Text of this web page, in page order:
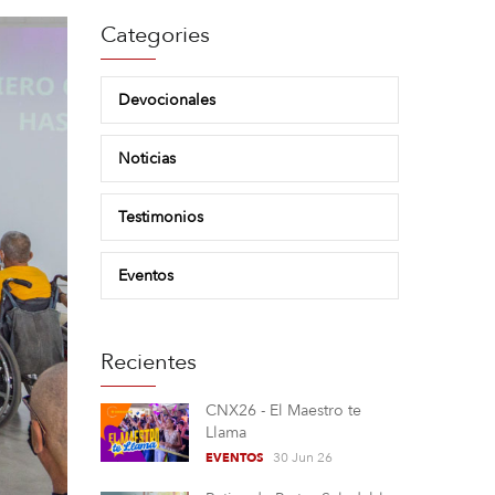
Categories
Devocionales
Noticias
Testimonios
Eventos
Recientes
CNX26 - El Maestro te
Llama
EVENTOS 30 Jun 26